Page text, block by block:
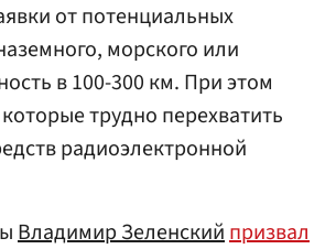
от потенциальных
морского или
в 100-300 км. При этом
трудно перехватить
радиоэлектронной
Владимир Зеленскийпризвал